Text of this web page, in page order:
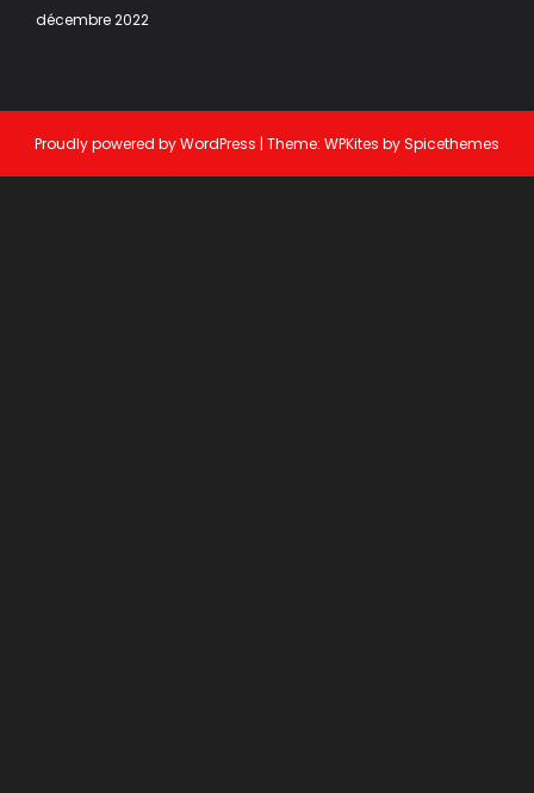
décembre 2022
Proudly powered byWordPress | Theme: WPKites bySpicethemes